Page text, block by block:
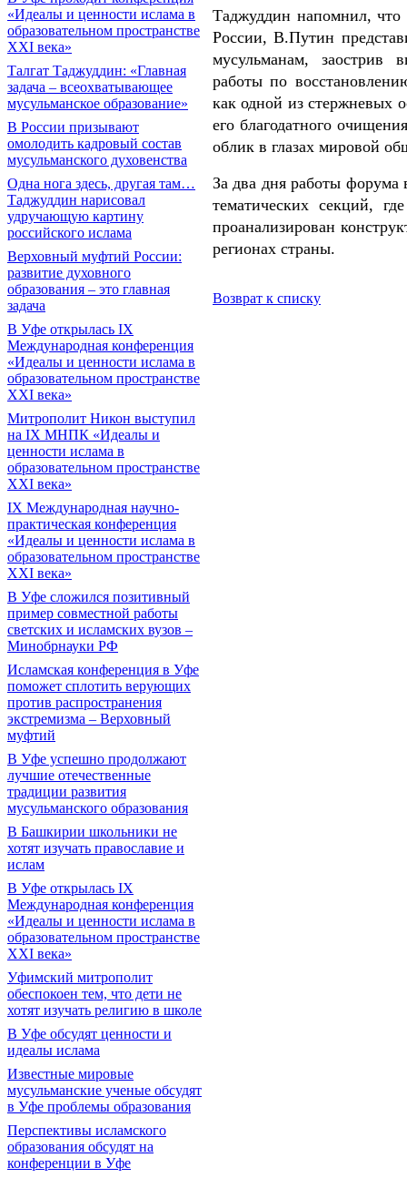
«Идеалы и ценности ислама в
образовательном пространстве
XXI века»
Талгат Таджуддин: «Главная
задача – всеохватывающее
мусульманское образование»
В России призывают
омолодить кадровый состав
мусульманского духовенства
Одна нога здесь, другая там…
Таджуддин нарисовал
удручающую картину
российского ислама
Верховный муфтий России:
развитие духовного
образования – это главная
задача
В Уфе открылась IX
Международная конференция
«Идеалы и ценности ислама в
образовательном пространстве
XXI века»
Митрополит Никон выступил
на IX МНПК «Идеалы и
ценности ислама в
образовательном пространстве
XXI века»
IX Международная научно-
практическая конференция
«Идеалы и ценности ислама в
образовательном пространстве
XXI века»
В Уфе сложился позитивный
пример совместной работы
светских и исламских вузов –
Минобрнауки РФ
Исламская конференция в Уфе
поможет сплотить верующих
против распространения
экстремизма – Верховный
муфтий
В Уфе успешно продолжают
лучшие отечественные
традиции развития
мусульманского образования
В Башкирии школьники не
хотят изучать православие и
ислам
В Уфе открылась IX
Международная конференция
«Идеалы и ценности ислама в
образовательном пространстве
XXI века»
Уфимский митрополит
обеспокоен тем, что дети не
хотят изучать религию в школе
В Уфе обсудят ценности и
идеалы ислама
Известные мировые
мусульманские ученые обсудят
в Уфе проблемы образования
Перспективы исламского
образования обсудят на
конференции в Уфе
Таджуддин напомнил,
России, В.Путин
мусульманам, заострив
работы по
как одной из стержневых
его благодатного
облик в глазах мировой
За два дня работы форума
тематических секций,
проанализирован
регионах страны.
Возврат к списку